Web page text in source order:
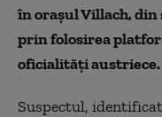
în oraşul Villach,
prin folosirea
oficialităţi austriece.
Suspectul,